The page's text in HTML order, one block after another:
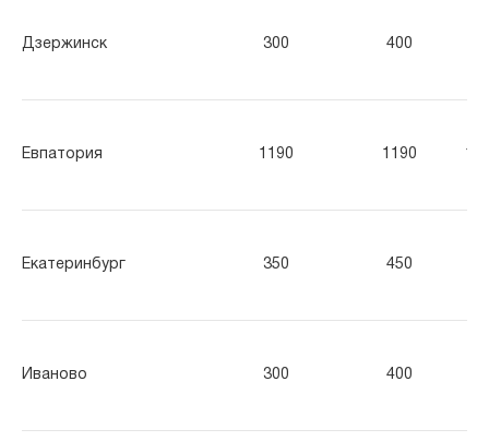
Дзержинск 300 400
Евпатория 1190 1190
Екатеринбург 350 450
Иваново 300 400